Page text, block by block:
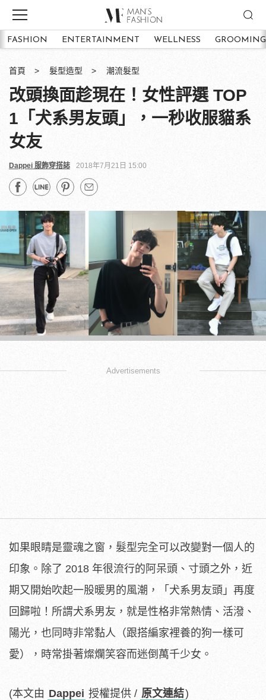
FASHION ENTERTAINMENT WELLNESS GROOMING
首頁 髮型造型 潮流髮型
改頭換面趁現在！女性評選 TOP
1「犬系男友頭」，一秒收服貓系
女友
Dappei 服飾穿搭誌 2018年7月21日 15:00
Advertisements
如果眼睛是靈魂之窗，髮型完全可以改變對一個人的
印象。除了 2018 年很流行的阿呆頭、寸頭之外，近
期又開始吹起一股暖男的風潮，「犬系男友頭」再度
回歸啦！所謂犬系男友，就是性格非常熱情、活潑、
陽光，也同時非常黏人（跟搭編家裡養的狗一樣可
愛），時常掛著燦爛笑容而迷倒萬千少女。
(本文由 Dappei 授權提供 / 原文連結)